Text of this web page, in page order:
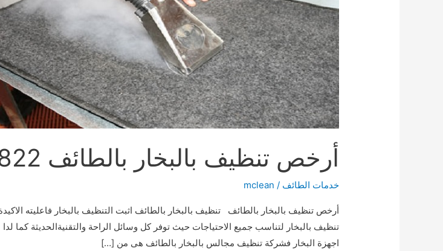
أرخص تنظيف بالبخار بالطائف 0531485822
خدمات الطائف /
mclean
أرخص تنظيف بالبخار بالطائف تنظيف بالبخار بالطائف اثبت التنظيف بالبخار فاعليته
تنظيف بالبخار لتناسب جميع الاحتياجات حيث توفر كل وسائل الراحة والتقنيةالحديثة
اجهزة البخار فشركة تنظيف مجالس بالبخار بالطائف هى من […]